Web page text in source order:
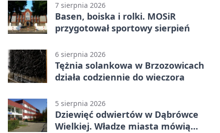
7 sierpnia 2026
Basen, boiska i rolki. MOSiR
przygotował sportowy sierpień
6 sierpnia 2026
Tężnia solankowa w Brzozowicach
działa codziennie do wieczora
5 sierpnia 2026
Dziewięć odwiertów w Dąbrówce
Wielkiej. Władze miasta mówią